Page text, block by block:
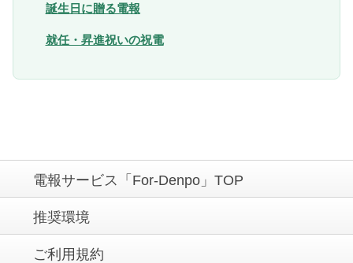
誕生日に贈る電報
就任・昇進祝いの祝電
電報サービス「For-Denpo」TOP
推奨環境
ご利用規約